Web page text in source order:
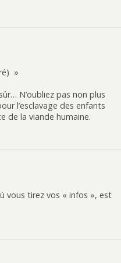
»
N’oubliez pas non plus
l’esclavage des enfants
de la viande humaine.
vous tirez vos « infos », est